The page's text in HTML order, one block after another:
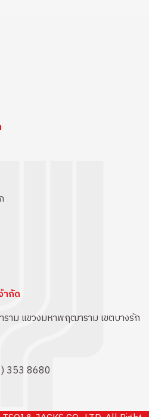
กัด
ม แขวงมหาพฤฒาราม เขตบางรัก
353 8680